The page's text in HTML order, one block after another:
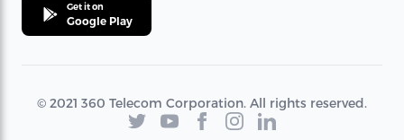
Get it on
Google Play
© 2021 360 Telecom Corporation. All rights reserved.